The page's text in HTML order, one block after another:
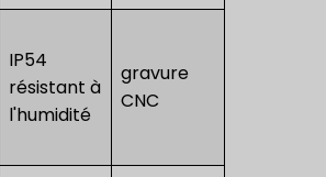
IP54
résistant à
l'humidité
gravure
CNC